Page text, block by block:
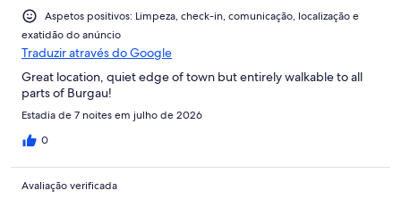
Aspetos positivos: Limpeza, check-in, comunicação, localização e
exatidão do anúncio
Traduzir através do Google
Great location, quiet edge of town but entirely walkable to all
parts of Burgau!
Estadia de 7 noites em julho de 2026
0
Avaliação verificada